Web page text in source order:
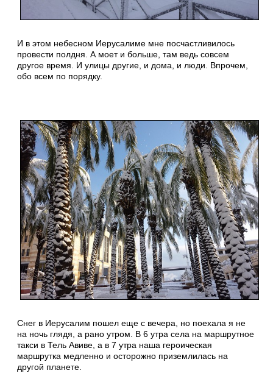
И в этом небесном Иерусалиме мне посчастливилось
провести полдня. А моет и больше, там ведь совсем
другое время. И улицы другие, и дома, и люди. Впрочем,
обо всем по порядку.
Снег в Иерусалим пошел еще с вечера, но поехала я не
на ночь глядя, а рано утром. В 6 утра села на маршрутное
такси в Тель Авиве, а в 7 утра наша героическая
маршрутка медленно и осторожно приземлилась на
другой планете.